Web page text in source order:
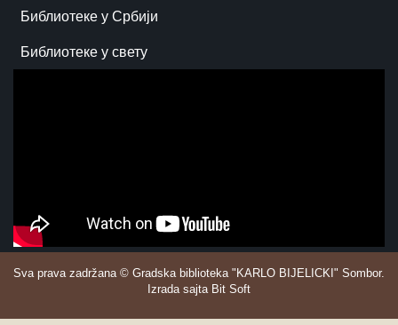
Библиотеке у Србији
Библиотеке у свету
Sva prava zadržana © Gradska biblioteka "KARLO BIJELICKI" Sombor.
Izrada sajta Bit Soft